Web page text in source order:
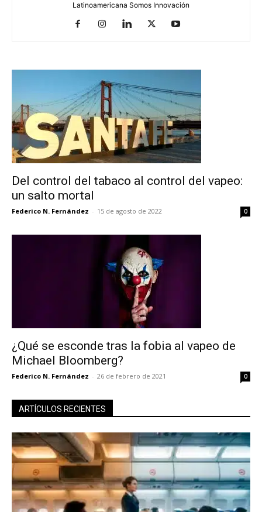
Latinoamericana Somos Innovación
Del control del tabaco al control del vapeo:
un salto mortal
Federico N. Fernández - 15 de agosto de 2022 0
¿Qué se esconde tras la fobia al vapeo de
Michael Bloomberg?
Federico N. Fernández - 26 de febrero de 2021 0
ARTÍCULOS RECIENTES